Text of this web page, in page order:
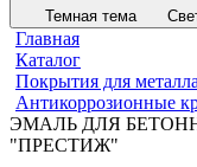
Темная тема
Главная
Каталог
Покрытия для
Антикоррозионные
ЭМАЛЬ ДЛЯ
"ПРЕСТИЖ"